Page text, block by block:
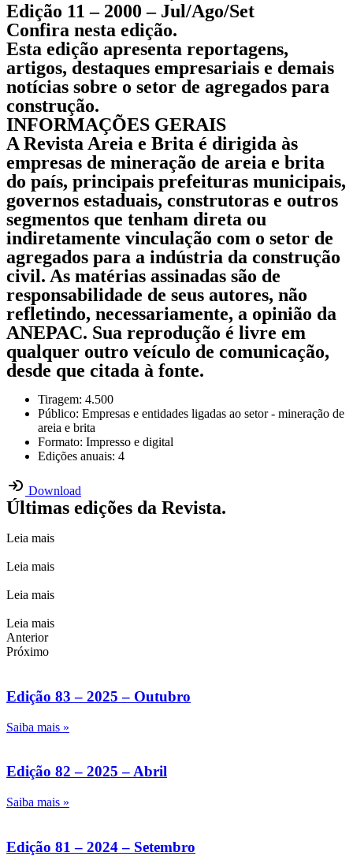
Edição 11 – 2000 – Jul/Ago/Set
Confira nesta edição.
Esta edição apresenta reportagens,
artigos, destaques empresariais e demais
notícias sobre o setor de agregados para
construção.
INFORMAÇÕES GERAIS
A Revista Areia e Brita é dirigida às
empresas de mineração de areia e brita
do país, principais prefeituras municipais,
governos estaduais, construtoras e outros
segmentos que tenham direta ou
indiretamente vincu­lação com o setor de
agregados para a indústria da construção
civil. As matérias assinadas são de
responsabilidade de seus autores, não
refletindo, necessariamente, a opinião da
ANEPAC. Sua reprodução é livre em
qualquer outro veículo de comunicação,
desde que citada à fonte.
Tiragem: 4.500
Público: Empresas e entidades ligadas ao setor - mineração de
areia e brita
Formato: Impresso e digital
Edições anuais: 4
Download
Últimas edições da Revista.
Leia mais
Leia mais
Leia mais
Leia mais
Anterior
Próximo
Edição 83 – 2025 – Outubro
Saiba mais »
Edição 82 – 2025 – Abril
Saiba mais »
Edição 81 – 2024 – Setembro